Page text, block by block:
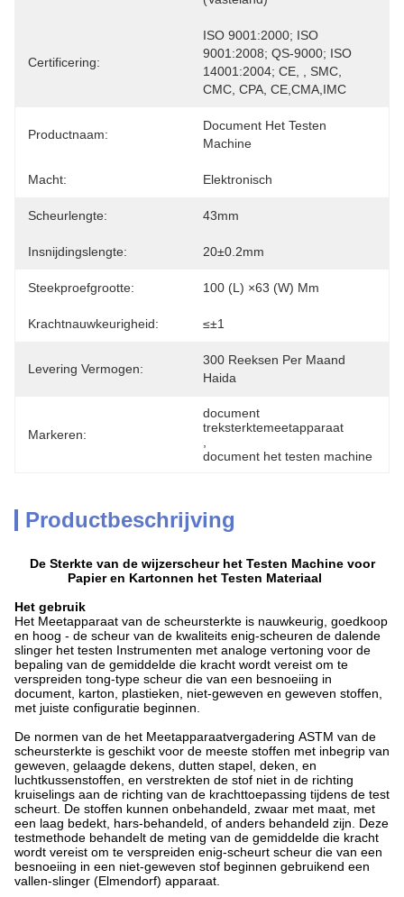
Certificering:
ISO 9001:2000; ISO
9001:2008; QS-9000; ISO
14001:2004; CE, , SMC,
CMC, CPA, CE,CMA,IMC
Productnaam:
Document Het Testen
Machine
Macht: Elektronisch
Scheurlengte: 43mm
Insnijdingslengte: 20±0.2mm
Steekproefgrootte: 100 (L) ×63 (W) Mm
Krachtnauwkeurigheid: ≤±1
Levering Vermogen:
300 Reeksen Per Maand
Haida
Markeren:
document
treksterktemeetapparaat
document het testen machine
Productbeschrijving
De Sterkte van de wijzerscheur het Testen Machine voor
Papier en Kartonnen het Testen Materiaal
Het gebruik
Het Meetapparaat van de scheursterkte is nauwkeurig, goedkoop
en hoog - de scheur van de kwaliteits enig-scheuren de dalende
slinger het testen Instrumenten met analoge vertoning voor de
bepaling van de gemiddelde die kracht wordt vereist om te
verspreiden tong-type scheur die van een besnoeiing in
document, karton, plastieken, niet-geweven en geweven stoffen,
met juiste configuratie beginnen.
De normen van de het Meetapparaatvergadering ASTM van de
scheursterkte is geschikt voor de meeste stoffen met inbegrip van
geweven, gelaagde dekens, dutten stapel, deken, en
luchtkussenstoffen, en verstrekten de stof niet in de richting
kruiselings aan de richting van de krachttoepassing tijdens de test
scheurt. De stoffen kunnen onbehandeld, zwaar met maat, met
een laag bedekt, hars-behandeld, of anders behandeld zijn. Deze
testmethode behandelt de meting van de gemiddelde die kracht
wordt vereist om te verspreiden enig-scheurt scheur die van een
besnoeiing in een niet-geweven stof beginnen gebruikend een
vallen-slinger (Elmendorf) apparaat.